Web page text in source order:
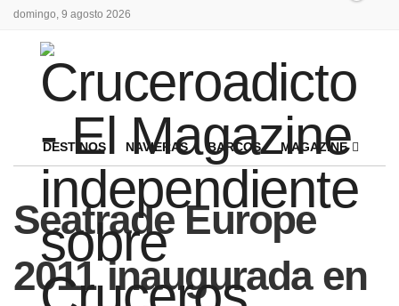
domingo, 9 agosto 2026
DESTINOS NAVIERAS BARCOS MAGAZINE
Seatrade Europe
2011 inaugurada en